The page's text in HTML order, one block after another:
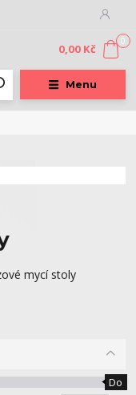
Menu
0
0,00 Kč
mycí stoly
Do